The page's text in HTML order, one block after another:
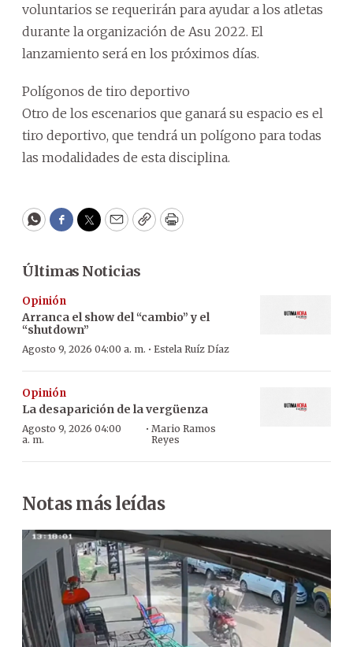
voluntarios se requerirán para ayudar a los atletas
durante la organización de Asu 2022. El
lanzamiento será en los próximos días.
Polígonos de tiro deportivo
Otro de los escenarios que ganará su espacio es el
tiro deportivo, que tendrá un polígono para todas
las modalidades de esta disciplina.
WhatsApp
Facebook
Twitter
EmailCopyPrint
Últimas Noticias
Opinión
Arranca el show del “cambio” y el
“shutdown”
Agosto 9, 2026 04:00 a. m. · Estela Ruíz Díaz
Opinión
La desaparición de la vergüenza
Agosto 9, 2026 04:00
a. m.
· Mario Ramos
Reyes
Notas más leídas